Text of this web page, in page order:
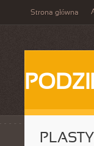
Strona główna